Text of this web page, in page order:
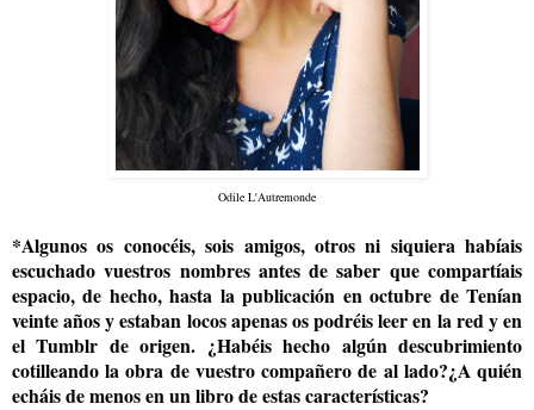
Odile L'Autremonde
*Algunos os conocéis, sois amigos, otros ni siquiera habíais
escuchado vuestros nombres antes de saber que compartíais
espacio, de hecho, hasta la publicación en octubre de Tenían
veinte años y estaban locos apenas os podréis leer en la red y en
el Tumblr de origen. ¿Habéis hecho algún descubrimiento
cotilleando la obra de vuestro compañero de al lado?¿A quién
echáis de menos en un libro de estas características?